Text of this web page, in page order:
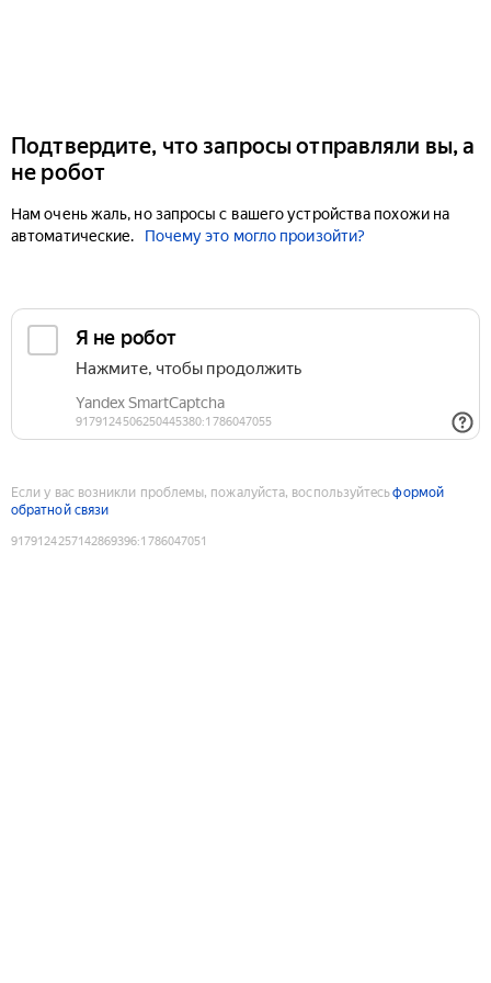
Подтвердите, что запросы отправляли вы, а
не робот
Нам очень жаль, но запросы с вашего устройства похожи на
автоматические.
Почему это могло произойти?
Если у вас возникли проблемы, пожалуйста, воспользуйтесьформой
обратной связи
9179124257142869396:1786047051